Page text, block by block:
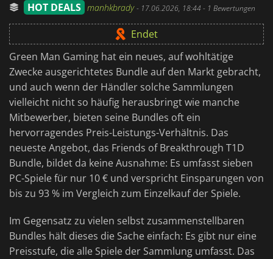
HOT DEALS manhkbrady- 17.06.2026, 18:44- 1 Bewertungen
Endet
Green Man Gaming hat ein neues, auf wohltätige
Zwecke ausgerichtetes Bundle auf den Markt gebracht,
und auch wenn der Händler solche Sammlungen
vielleicht nicht so häufig herausbringt wie manche
Mitbewerber, bieten seine Bundles oft ein
hervorragendes Preis-Leistungs-Verhältnis. Das
neueste Angebot, das Friends of Breakthrough T1D
Bundle, bildet da keine Ausnahme: Es umfasst sieben
PC-Spiele für nur 10 € und verspricht Einsparungen von
bis zu 93 % im Vergleich zum Einzelkauf der Spiele.
Im Gegensatz zu vielen selbst zusammenstellbaren
Bundles hält dieses die Sache einfach: Es gibt nur eine
Preisstufe, die alle Spiele der Sammlung umfasst. Das